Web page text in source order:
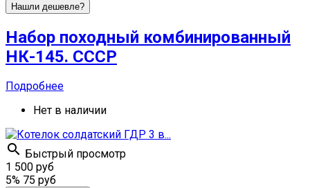
Нашли дешевле?
Набор походный комбинированный
НК-145. СССР
Подробнее
Нет в наличии
 Быстрый просмотр
1 500 руб
5% 75 руб